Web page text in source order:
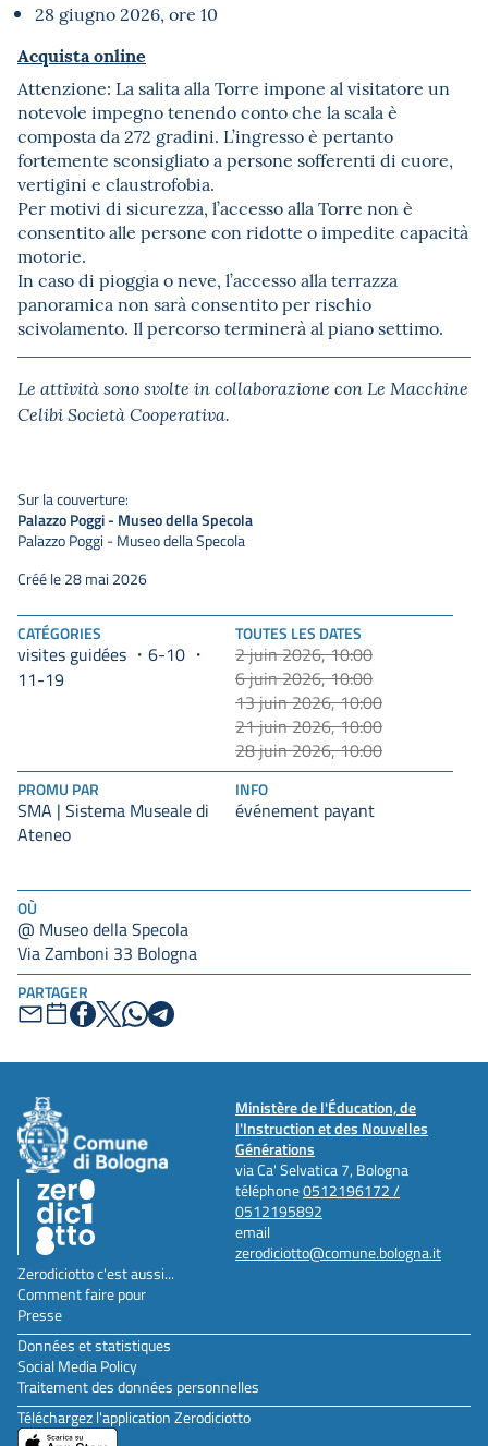
OÙ
@ Museo della Specola
Via Zamboni 33 Bologna
PARTAGER
28 giugno 2026, ore 10
Acquista online
Attenzione: La salita alla Torre impone al visitatore un
notevole impegno tenendo conto che la scala è
composta da 272 gradini. L’ingresso è pertanto
fortemente sconsigliato a persone sofferenti di cuore,
vertigini e claustrofobia.
Per motivi di sicurezza, l’accesso alla Torre non è
consentito alle persone con ridotte o impedite capacità
motorie.
In caso di pioggia o neve, l’accesso alla terrazza
panoramica non sarà consentito per rischio
scivolamento. Il percorso terminerà al piano settimo.
Le attività sono svolte in collaborazione con Le Macchine
Celibi Società Cooperativa.
CATÉGORIES
visites guidées
6-10
11-19
TOUTES LES DATES
2 juin 2026, 10:00
6 juin 2026, 10:00
13 juin 2026, 10:00
21 juin 2026, 10:00
28 juin 2026, 10:00
PROMU PAR
SMA | Sistema Museale di
Ateneo
INFO
événement payant
Sur la couverture:
Palazzo Poggi - Museo della Specola
Palazzo Poggi - Museo della Specola
Créé le 28 mai 2026
Ministère de l'Éducation, de
l'Instruction et des Nouvelles
Générations
via Ca' Selvatica 7, Bologna
téléphone0512196172 /
0512195892
email
zerodiciotto@comune.bologna.it
Zerodiciotto c'est aussi...
Comment faire pour
Presse
Données et statistiques
Social Media Policy
Traitement des données personnelles
Téléchargez l'application Zerodiciotto